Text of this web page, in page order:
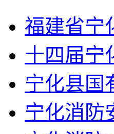
福建省宁
十四届宁
宁化县国
宁化消防